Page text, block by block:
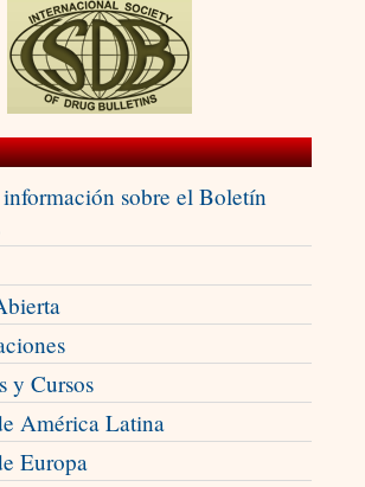
sobre el Boletín
y Cursos
América Latina
Europa